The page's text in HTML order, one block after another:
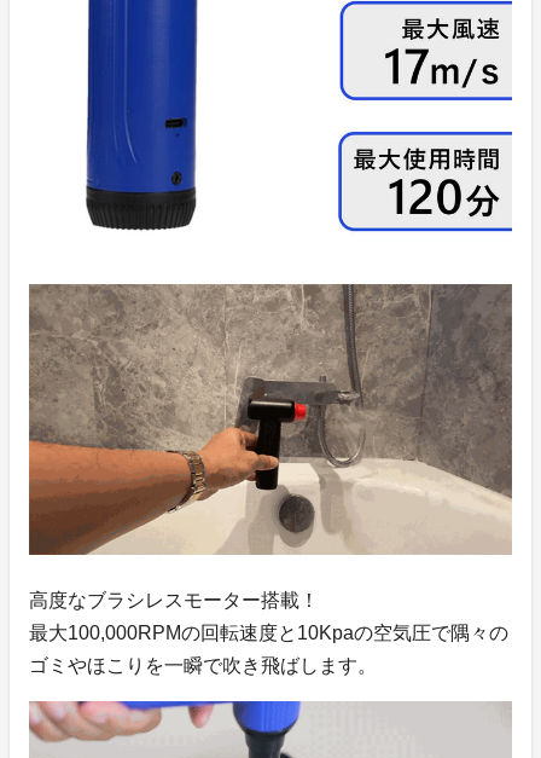
高度なブラシレスモーター搭載！
最大100,000RPMの回転速度と10Kpaの空気圧で隅々の
ゴミやほこりを一瞬で吹き飛ばします。